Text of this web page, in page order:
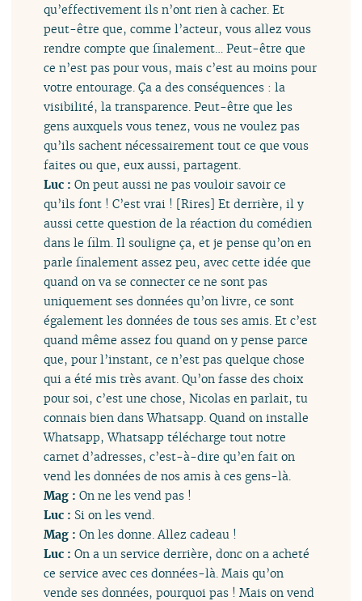
qu’effectivement ils n’ont rien à cacher. Et
peut-être que, comme l’acteur, vous allez vous
rendre compte que finalement… Peut-être que
ce n’est pas pour vous, mais c’est au moins pour
votre entourage. Ça a des conséquences : la
visibilité, la transparence. Peut-être que les
gens auxquels vous tenez, vous ne voulez pas
qu’ils sachent nécessairement tout ce que vous
faites ou que, eux aussi, partagent.
Luc :On peut aussi ne pas vouloir savoir ce
qu’ils font ! C’est vrai ! [Rires] Et derrière, il y
aussi cette question de la réaction du comédien
dans le film. Il souligne ça, et je pense qu’on en
parle finalement assez peu, avec cette idée que
quand on va se connecter ce ne sont pas
uniquement ses données qu’on livre, ce sont
également les données de tous ses amis. Et c’est
quand même assez fou quand on y pense parce
que, pour l’instant, ce n’est pas quelque chose
qui a été mis très avant. Qu’on fasse des choix
pour soi, c’est une chose, Nicolas en parlait, tu
connais bien dans Whatsapp. Quand on installe
Whatsapp, Whatsapp télécharge tout notre
carnet d’adresses, c’est-à-dire qu’en fait on
vend les données de nos amis à ces gens-là.
Mag :On ne les vend pas !
Luc : Si on les vend.
Mag :On les donne. Allez cadeau !
Luc :On a un service derrière, donc on a acheté
ce service avec ces données-là. Mais qu’on
vende ses données, pourquoi pas ! Mais on vend